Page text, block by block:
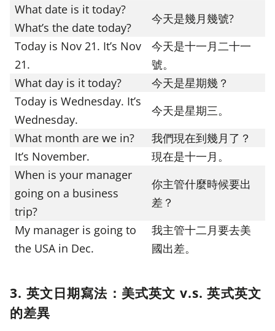
What date is it today?
What’s the date today?
今天是幾月幾號?
Today is Nov 21. It’s Nov
21.
今天是十一月二十一
號。
What day is it today?
今天是星期幾？
Today is Wednesday. It’s
Wednesday.
今天是星期三。
What month are we in?
我們現在到幾月了？
It’s November.
現在是十一月。
When is your manager
going on a business
trip?
你主管什麼時候要出
差？
My manager is going to
the USA in Dec.
我主管十二月要去美
國出差。
3. 英文日期寫法：美式英文 v.s. 英式英文
的差異